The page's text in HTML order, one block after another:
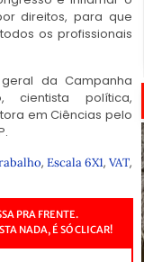
direitos, para que
os profissionais
da Campanha
cientista política,
em Ciências pelo
, Escala 6X1,VAT,
PRA FRENTE.
NADA, É SÓ CLICAR!